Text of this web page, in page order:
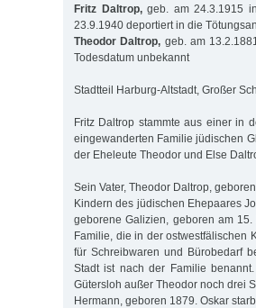
Fritz Daltrop,geb. am 24.3.1915
23.9.1940 deportiert in die
Theodor Daltrop, geb. am
Todesdatum unbekannt
Stadtteil Harburg-Altstadt, Großer
Fritz Daltrop stammte aus einer in
eingewanderten Familie jüdischen
der Eheleute Theodor und Else
Sein Vater, Theodor Daltrop,
Kindern des jüdischen Ehepaares
geborene Galizien, geboren am
Familie, die in der ostwestfälischen
für Schreibwaren und Bürobedarf
Stadt ist nach der Familie
Gütersloh außer Theodor noch drei
Hermann, geboren 1879. Oskar